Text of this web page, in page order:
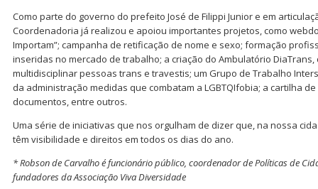
Como parte do governo do prefeito José de Filippi Junior e em
Coordenadoria já realizou e apoiou importantes projetos, como
Importam”; campanha de retificação de nome e sexo; formação
inseridas no mercado de trabalho; a criação do Ambulatório
multidisciplinar pessoas trans e travestis; um Grupo de Trabalho
da administração medidas que combatam a LGBTQIfobia; a cartilha
documentos, entre outros.
Uma série de iniciativas que nos orgulham de dizer que, na nossa
têm visibilidade e direitos em todos os dias do ano.
* Robson de Carvalho é funcionário público, coordenador de Políticas de
fundadores da Associação Viva Diversidade